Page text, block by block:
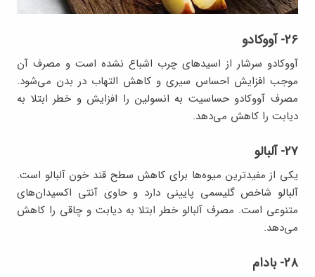
۲۶- آووکادو
آووکادو سرشار از اسیدهای چرب اشباع نشده است و مصرف آن
موجب افزایش احساس سیری و کاهش التهاب در بدن می‌شود.
مصرف آووکادو حساسیت به انسولین را افزایش و خطر ابتلا به
دیابت را کاهش می‌دهد.
۲۷- آلبالو
یکی از مفیدترین میوه‌ها برای کاهش سطح قند خون آلبالو است.
آلبالو شاخص گلیسمی پایینی دارد و حاوی آنتی اکسیدان‌های
متنوعی است. مصرف آلبالو خطر ابتلا به دیابت و چاقی را کاهش
می‌دهد.
۲۸- بادام